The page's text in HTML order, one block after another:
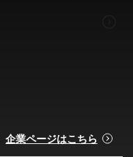
企業ページはこちら